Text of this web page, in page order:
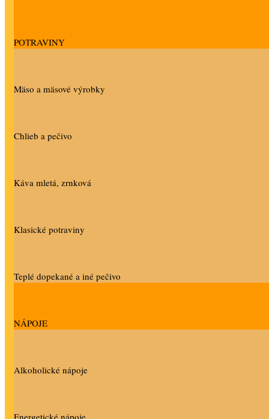
POTRAVINY
Mäso a mäsové výrobky
Chlieb a pečivo
Káva mletá, zrnková
Klasické potraviny
Teplé dopekané a iné pečivo
NÁPOJE
Alkoholické nápoje